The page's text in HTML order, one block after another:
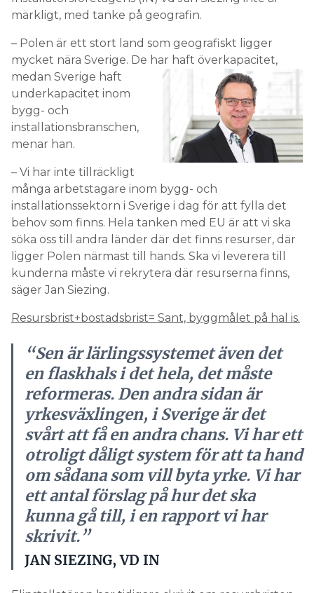
märkligt, med tanke på geografin.
– Polen är ett stort land som geografiskt ligger
mycket nära Sverige. De har haft överkapacitet,
medan Sverige haft
underkapacitet inom
bygg- och
installationsbranschen,
menar han.
– Vi har inte tillräckligt
många arbetstagare inom bygg- och
installationssektorn i Sverige i dag för att fylla det
behov som finns. Hela tanken med EU är att vi ska
söka oss till andra länder där det finns resurser, där
ligger Polen närmast till hands. Ska vi leverera till
kunderna måste vi rekrytera där resurserna finns,
säger Jan Siezing.
Resursbrist+bostadsbrist= Sant, byggmålet på hal is.
“Sen är lärlingssystemet även det
en flaskhals i det hela, det måste
reformeras. Den andra sidan är
yrkesväxlingen, i Sverige är det
svårt att få en andra chans. Vi har ett
otroligt dåligt system för att ta hand
om sådana som vill byta yrke. Vi har
ett antal förslag på hur det ska
kunna gå till, i en rapport vi har
skrivit.”
JAN SIEZING, VD IN